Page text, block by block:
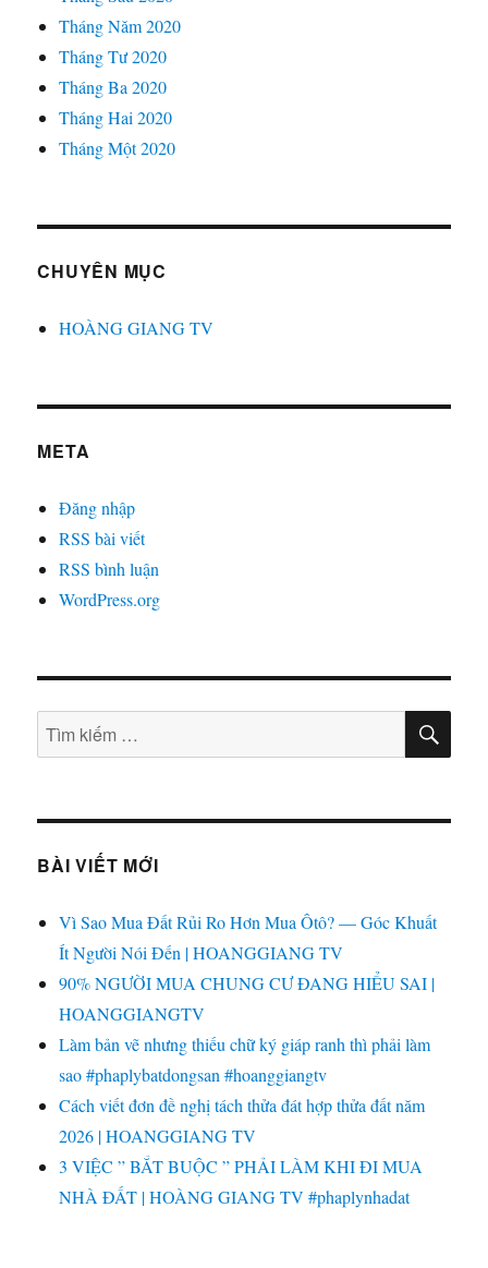
Tháng Năm 2020
Tháng Tư 2020
Tháng Ba 2020
Tháng Hai 2020
Tháng Một 2020
CHUYÊN MỤC
HOÀNG GIANG TV
META
Đăng nhập
RSS bài viết
RSS bình luận
WordPress.org
Tìm
kiếm:
TÌM
BÀI VIẾT MỚI
Vì Sao Mua Đất Rủi Ro Hơn Mua Ôtô? — Góc Khuất
Ít Người Nói Đến | HOANGGIANG TV
90% NGƯỜI MUA CHUNG CƯ ĐANG HIỂU SAI |
HOANGGIANGTV
Làm bản vẽ nhưng thiếu chữ ký giáp ranh thì phải làm
sao #phaplybatdongsan #hoanggiangtv
Cách viết đơn đề nghị tách thửa đát hợp thửa đất năm
2026 | HOANGGIANG TV
3 VIỆC ” BẮT BUỘC ” PHẢI LÀM KHI ĐI MUA
NHÀ ĐẤT | HOÀNG GIANG TV #phaplynhadat